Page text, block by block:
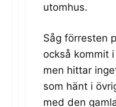
utomhus.
Såg förresten
också kommit
men hittar
som hänt i
med den